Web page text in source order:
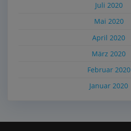
Juli 2020
Mai 2020
April 2020
März 2020
Februar 2020
Januar 2020